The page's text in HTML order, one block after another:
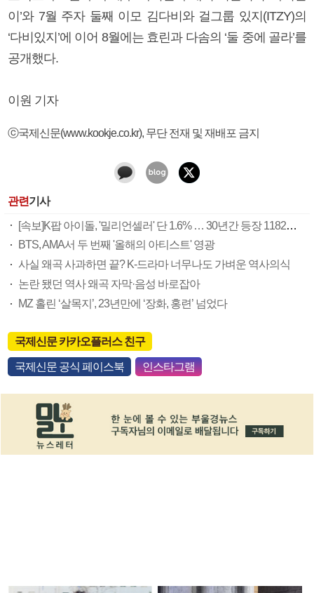
이’와 7월 주자 둘째 이모 김다비와 걸그룹 있지(ITZY)의
‘다비있지’에 이어 8월에는 효린과 다솜의 ‘둘 중에 골라’를
공개했다.
이원 기자
ⓒ국제신문(www.kookje.co.kr), 무단 전재 및 재배포 금지
관련기사
[속보]K팝 아이돌, '밀리언셀러' 단 1.6% … 30년간 등장 1182개팀 전수조사
BTS, AMA서 두 번째 '올해의 아티스트' 영광
사실 왜곡 사과하면 끝? K-드라마 너무나도 가벼운 역사의식
논란 됐던 역사 왜곡 자막·음성 바로잡아
MZ 홀린 ‘살목지’, 23년만에 ‘장화, 홍련’ 넘었다
국제신문 카카오플러스 친구
국제신문 공식 페이스북 인스타그램